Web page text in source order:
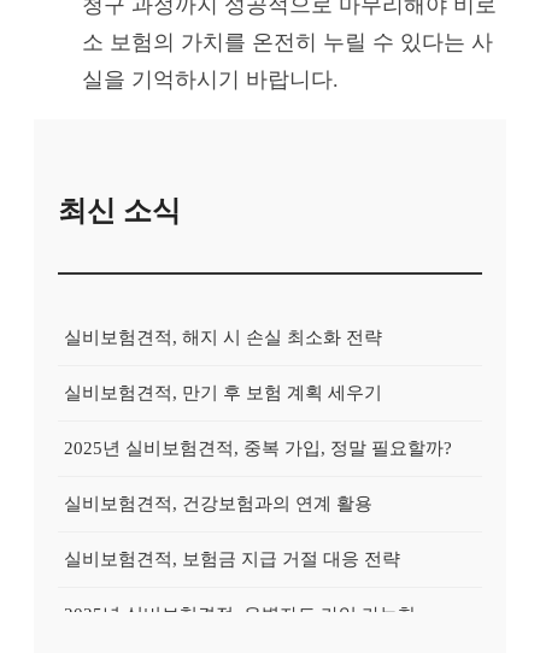
소 보험의 가치를 온전히 누릴 수 있다는 사
실을 기억하시기 바랍니다.
최신 소식
실비보험견적, 해지 시 손실 최소화 전략
실비보험견적, 만기 후 보험 계획 세우기
2025년 실비보험견적, 중복 가입, 정말 필요할까?
실비보험견적, 건강보험과의 연계 활용
실비보험견적, 보험금 지급 거절 대응 전략